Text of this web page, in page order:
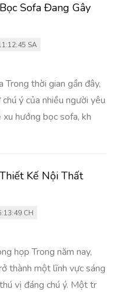
Sofa Đang Gây
SA
thời gian gần đây,
ý của nhiều người yêu
hướng bọc sofa, kh
Kế Nội Thất
CH
họp Trong năm nay,
thành một lĩnh vực sáng
vị đáng chú ý. Một tr